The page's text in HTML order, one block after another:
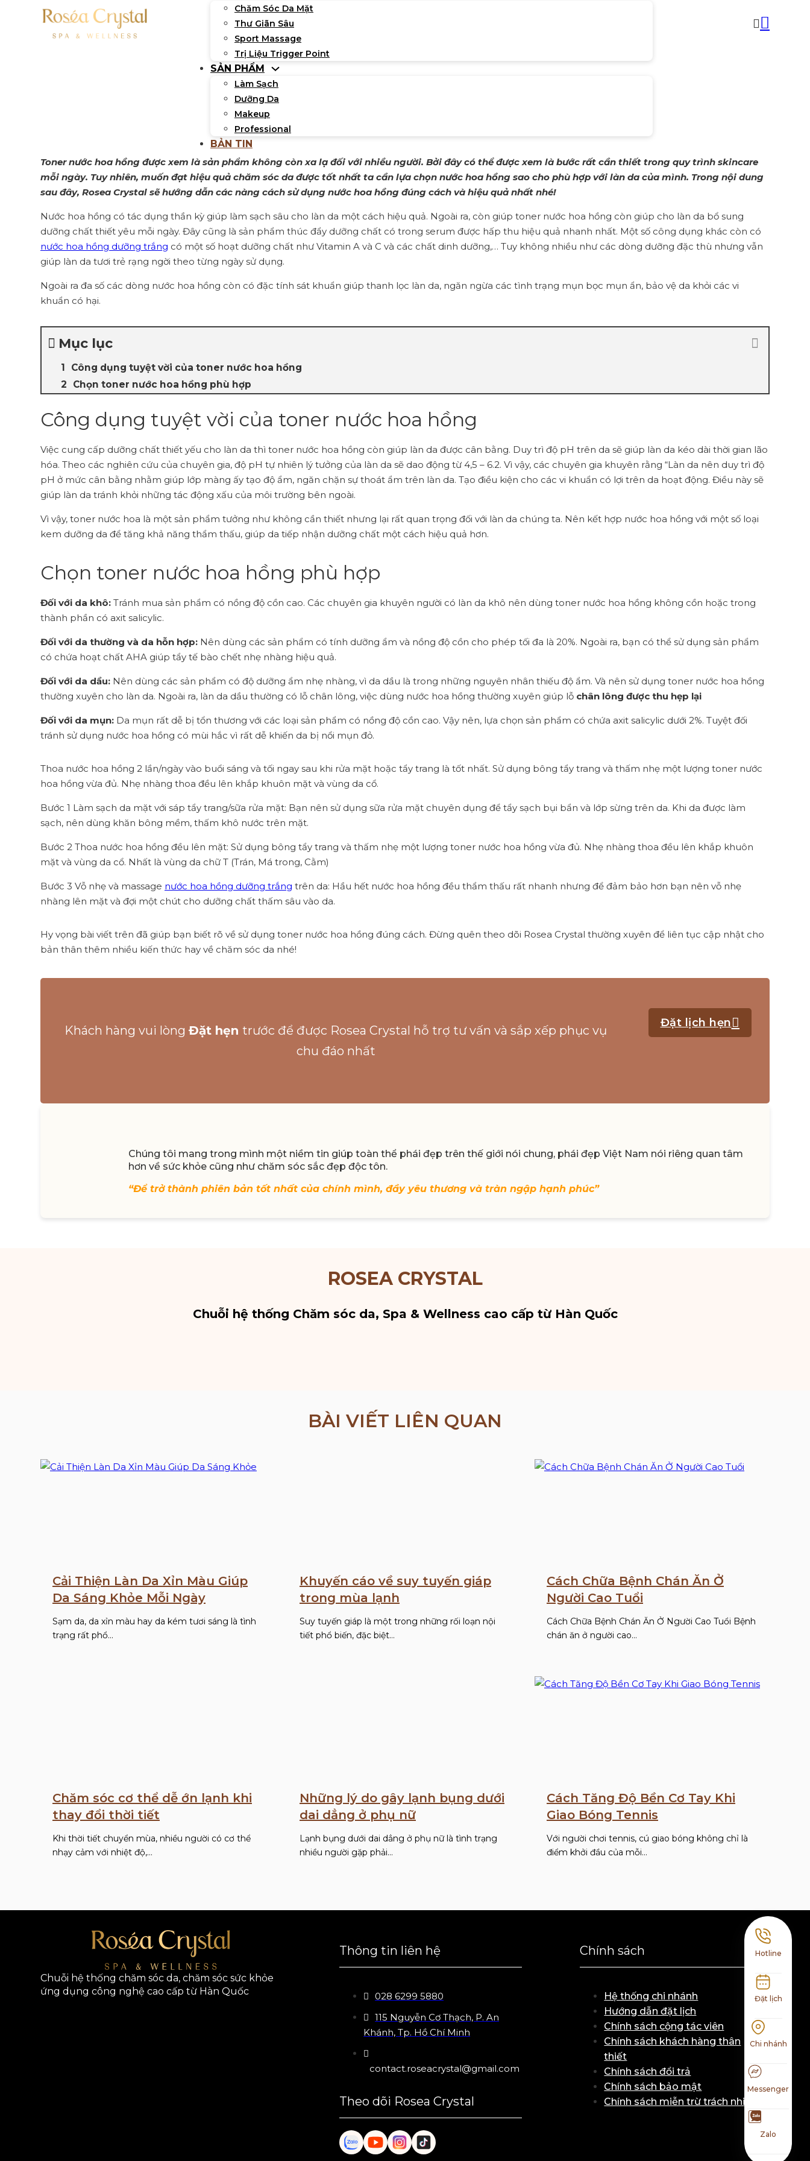
Chăm Sóc Da Mặt
Thư Giãn Sâu
Sport Massage
Trị Liệu Trigger Point
SẢN PHẨM
Làm Sạch
Dưỡng Da
Makeup
Professional
BẢN TIN
Sử dụng toner nước hoa hồng đúng cách
Toner nước hoa hồng được xem là sản phẩm không còn xa lạ đối với nhiều người. Bởi đây có thể được xem là bước rất cần thiết trong quy trình skincare
mỗi ngày. Tuy nhiên, muốn đạt hiệu quả chăm sóc da được tốt nhất ta cần lựa chọn nước hoa hồng sao cho phù hợp với làn da của mình. Trong nội dung
sau đây, Rosea Crystal sẽ hướng dẫn các nàng cách sử dụng nước hoa hồng đúng cách và hiệu quả nhất nhé!
Nước hoa hồng có tác dụng thần kỳ giúp làm sạch sâu cho làn da một cách hiệu quả. Ngoài ra, còn giúp toner nước hoa hồng còn giúp cho làn da bổ sung
dưỡng chất thiết yêu mỗi ngày. Đây cũng là sản phẩm thúc đẩy dưỡng chất có trong serum được hấp thu hiệu quả nhanh nhất. Một số công dụng khác còn có
nước hoa hồng dưỡng trắng có một số hoạt dưỡng chất như Vitamin A và C và các chất dinh dưỡng,… Tuy không nhiều như các dòng dưỡng đặc thù nhưng vẫn
giúp làn da tươi trẻ rạng ngời theo từng ngày sử dụng.
Ngoài ra đa số các dòng nước hoa hồng còn có đặc tính sát khuẩn giúp thanh lọc làn da, ngăn ngừa các tình trạng mụn bọc mụn ẩn, bảo vệ da khỏi các vi
khuẩn có hại.
Mục lục
Công dụng tuyệt vời của toner nước hoa hồng
Chọn toner nước hoa hồng phù hợp
Công dụng tuyệt vời của toner nước hoa hồng
Việc cung cấp dưỡng chất thiết yếu cho làn da thì toner nước hoa hồng còn giúp làn da được cân bằng. Duy trì độ pH trên da sẽ giúp làn da kéo dài thời gian lão
hóa. Theo các nghiên cứu của chuyên gia, độ pH tự nhiên lý tưởng của làn da sẽ dao động từ 4,5 – 6.2. Vì vậy, các chuyên gia khuyên rằng “Làn da nên duy trì độ
pH ở mức cân bằng nhằm giúp lớp màng ấy tạo độ ẩm, ngăn chặn sự thoát ẩm trên làn da. Tạo điều kiện cho các vi khuẩn có lợi trên da hoạt động. Điều này sẽ
giúp làn da tránh khỏi những tác động xấu của môi trường bên ngoài.
Vì vậy, toner nước hoa là một sản phẩm tưởng như không cần thiết nhưng lại rất quan trọng đối với làn da chúng ta. Nên kết hợp nước hoa hồng với một số loại
kem dưỡng da để tăng khả năng thẩm thấu, giúp da tiếp nhận dưỡng chất một cách hiệu quả hơn.
Chọn toner nước hoa hồng phù hợp
Đối với da khô: Tránh mua sản phẩm có nồng độ cồn cao. Các chuyên gia khuyên người có làn da khô nên dùng toner nước hoa hồng không cồn hoặc trong
thành phần có axit salicylic.
Đối với da thường và da hỗn hợp: Nên dùng các sản phẩm có tính dưỡng ẩm và nồng độ cồn cho phép tối đa là 20%. Ngoài ra, bạn có thể sử dụng sản phẩm
có chứa hoạt chất AHA giúp tẩy tế bào chết nhẹ nhàng hiệu quả.
Đối với da dầu: Nên dùng các sản phẩm có độ dưỡng ẩm nhẹ nhàng, vì da dầu là trong những nguyên nhân thiếu độ ẩm. Và nên sử dụng toner nước hoa hồng
thường xuyên cho làn da. Ngoài ra, làn da dầu thường có lỗ chân lông, việc dùng nước hoa hồng thường xuyên giúp lỗ chân lông được thu hẹp lại
Đối với da mụn: Da mụn rất dễ bị tổn thương với các loại sản phẩm có nồng độ cồn cao. Vậy nên, lựa chọn sản phẩm có chứa axit salicylic dưới 2%. Tuyệt đối
tránh sử dụng nước hoa hồng có mùi hắc vì rất dễ khiến da bị nổi mụn đỏ.
Thoa nước hoa hồng 2 lần/ngày vào buổi sáng và tối ngay sau khi rửa mặt hoặc tẩy trang là tốt nhất. Sử dụng bông tẩy trang và thấm nhẹ một lượng toner nước
hoa hồng vừa đủ. Nhẹ nhàng thoa đều lên khắp khuôn mặt và vùng da cổ.
Bước 1 Làm sạch da mặt với sáp tẩy trang/sữa rửa mặt: Bạn nên sử dụng sữa rửa mặt chuyên dụng để tẩy sạch bụi bẩn và lớp sừng trên da. Khi da được làm
sạch, nên dùng khăn bông mềm, thấm khô nước trên mặt.
Bước 2 Thoa nước hoa hồng đều lên mặt: Sử dụng bông tẩy trang và thấm nhẹ một lượng toner nước hoa hồng vừa đủ. Nhẹ nhàng thoa đều lên khắp khuôn
mặt và vùng da cổ. Nhất là vùng da chữ T (Trán, Má trong, Cằm)
Bước 3 Vỗ nhẹ và massage nước hoa hồng dưỡng trắng trên da: Hầu hết nước hoa hồng đều thẩm thấu rất nhanh nhưng để đảm bảo hơn bạn nên vỗ nhẹ
nhàng lên mặt và đợi một chút cho dưỡng chất thấm sâu vào da.
Hy vọng bài viết trên đã giúp bạn biết rõ về sử dụng toner nước hoa hồng đúng cách. Đừng quên theo dõi Rosea Crystal thường xuyên để liên tục cập nhật cho
bản thân thêm nhiều kiến thức hay về chăm sóc da nhé!
Khách hàng vui lòng Đặt hẹn trước để được Rosea Crystal hỗ trợ tư vấn và sắp xếp phục vụ
chu đáo nhất
Đặt lịch hẹn
Chúng tôi mang trong mình một niềm tin giúp toàn thể phái đẹp trên thế giới nói chung, phái đẹp Việt Nam nói riêng quan tâm
hơn về sức khỏe cũng như chăm sóc sắc đẹp độc tôn.
“Để trở thành phiên bản tốt nhất của chính mình, đầy yêu thương và tràn ngập hạnh phúc”
ROSEA CRYSTAL
Chuỗi hệ thống Chăm sóc da, Spa & Wellness cao cấp từ Hàn Quốc
BÀI VIẾT LIÊN QUAN
Cải Thiện Làn Da Xỉn Màu Giúp
Da Sáng Khỏe Mỗi Ngày
Sạm da, da xỉn màu hay da kém tươi sáng là tình
trạng rất phổ…
Khuyến cáo về suy tuyến giáp
trong mùa lạnh
Suy tuyến giáp là một trong những rối loạn nội
tiết phổ biến, đặc biệt…
Cách Chữa Bệnh Chán Ăn Ở
Người Cao Tuổi
Cách Chữa Bệnh Chán Ăn Ở Người Cao Tuổi Bệnh
chán ăn ở người cao…
Chăm sóc cơ thể dễ ớn lạnh khi
thay đổi thời tiết
Khi thời tiết chuyển mùa, nhiều người có cơ thể
nhạy cảm với nhiệt độ,…
Những lý do gây lạnh bụng dưới
dai dẳng ở phụ nữ
Lạnh bụng dưới dai dẳng ở phụ nữ là tình trạng
nhiều người gặp phải…
Cách Tăng Độ Bền Cơ Tay Khi
Giao Bóng Tennis
Với người chơi tennis, cú giao bóng không chỉ là
điểm khởi đầu của mỗi…
Chuỗi hệ thống chăm sóc da, chăm sóc sức khỏe
ứng dụng công nghệ cao cấp từ Hàn Quốc
Thông tin liên hệ
028 6299 5880
115 Nguyễn Cơ Thạch, P. An
Khánh, Tp. Hồ Chí Minh
contact.roseacrystal@gmail.com
Theo dõi Rosea Crystal
Chính sách
Hệ thống chi nhánh
Hướng dẫn đặt lịch
Chính sách cộng tác viên
Chính sách khách hàng thân
thiết
Chính sách đổi trả
Chính sách bảo mật
Chính sách miễn trừ trách nhiệm
Hotline
Đặt lịch
Chi nhánh
Messenger
Zalo